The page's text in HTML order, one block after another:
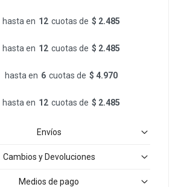
hasta en 12 cuotas de $ 2.485
hasta en 12 cuotas de $ 2.485
hasta en 6 cuotas de $ 4.970
hasta en 12 cuotas de $ 2.485
Envíos
Cambios y Devoluciones
Medios de pago